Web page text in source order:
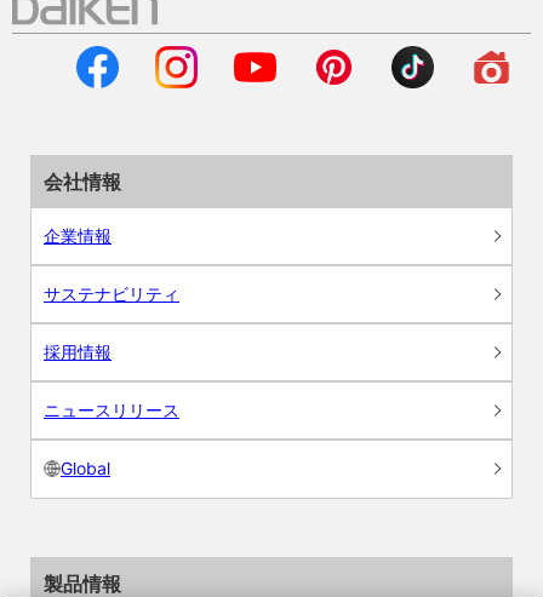
会社情報
企業情報
サステナビリティ
採用情報
ニュースリリース
Global
製品情報